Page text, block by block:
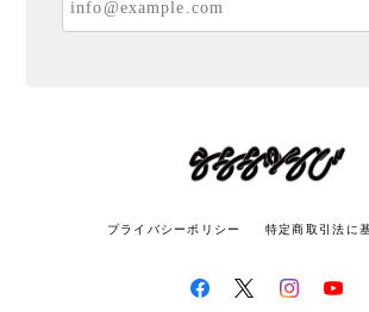
プライバシーポリシー 特定商取引法に